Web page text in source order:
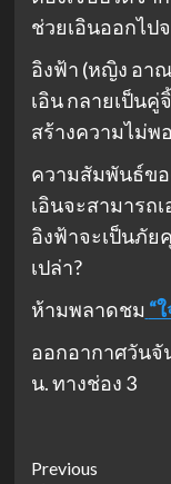
ช่วยเอินออกไป
อิงฟ้า (หญิง อา
เอิน กลายเป็น
สร้างความไม่พ
ความสัมพันธ์ขอ
เอินจะสามารถ
อิงฟ้าจะเป็นภั
เปล่า?
ห้ามพลาดชม “
ออกอากาศวันจั
น. ทางช่อง 3
Post
Previous